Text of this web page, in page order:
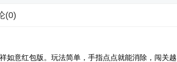
(0)
如意红包版。玩法简单，手指点点就能消除，闯关越